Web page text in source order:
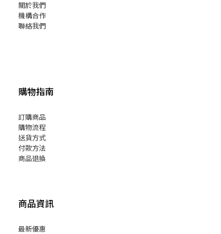
關於我們
機構合作
聯絡我們
購物指南
訂購商品
購物流程
送貨方式
付款方法
商品退換
商品資訊
最新優惠